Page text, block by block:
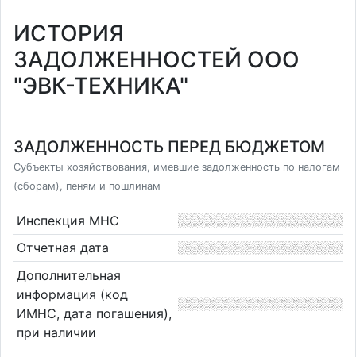
ИСТОРИЯ
ЗАДОЛЖЕННОСТЕЙ ООО
"ЭВК-ТЕХНИКА"
ЗАДОЛЖЕННОСТЬ ПЕРЕД БЮДЖЕТОМ
Субъекты хозяйствования, имевшие задолженность по налогам
(сборам), пеням и пошлинам
Инспекция МНС
Отчетная дата
Дополнительная
информация (код
ИМНС, дата погашения),
при наличии